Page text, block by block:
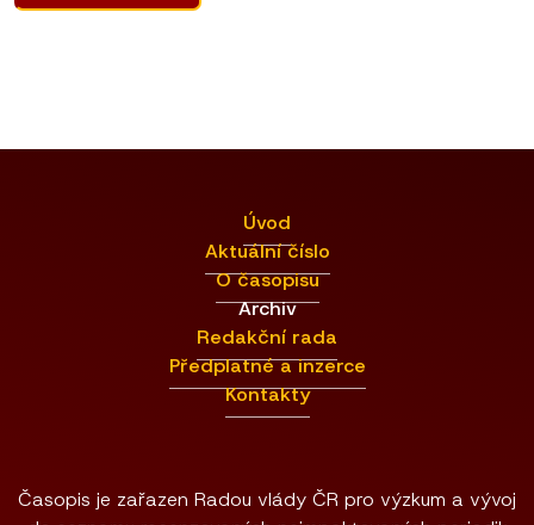
Úvod
Aktuální číslo
O časopisu
Archiv
Redakční rada
Předplatné a inzerce
Kontakty
Časopis je zařazen Radou vlády ČR pro výzkum a vývoj